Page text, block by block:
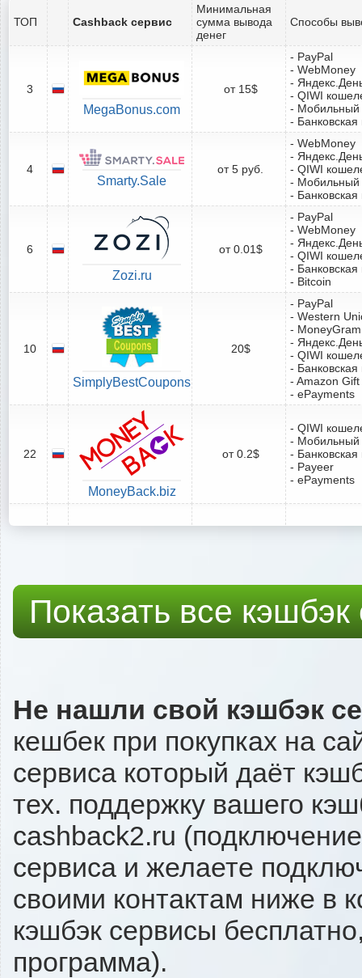
ТОП Cashback сервис
Минимальная
сумма вывода
денег
Способы
3
MegaBonus.com
от 15$
- PayPal
- WebMoney
-
- QIWI
- Мобильный
-
4
Smarty.Sale
от 5 руб.
- WebMoney
-
- QIWI
- Мобильный
-
6
Zozi.ru
от 0.01$
- PayPal
- WebMoney
-
- QIWI
-
- Bitcoin
10
SimplyBestCoupons
20$
- PayPal
- Western
- MoneyGram
-
- QIWI
-
- Amazon
- ePayments
22
MoneyBack.biz
от 0.2$
- QIWI
- Мобильный
-
- Payeer
- ePayments
Показать все
Не нашли свой кэшбэк
кешбек при покупках на
сервиса который даёт
тех. поддержку вашего
cashback2.ru
сервиса и желаете
своими контактам ниже в
кэшбэк сервисы
программа).